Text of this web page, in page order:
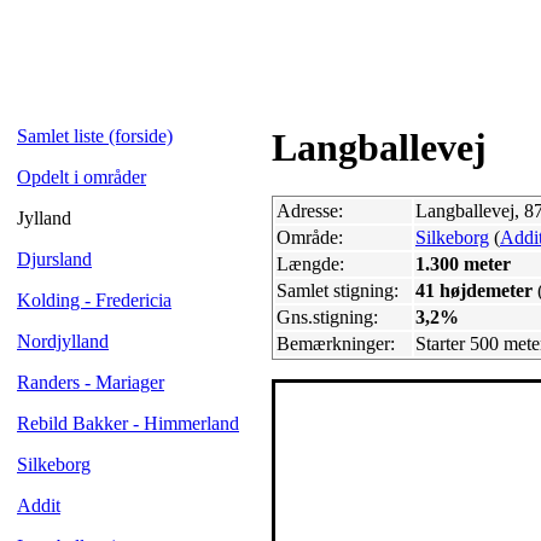
Samlet liste (forside)
Opdelt i områder
Jylland
Djursland
Kolding - Fredericia
Nordjylland
Randers - Mariager
Rebild Bakker - Himmerland
Silkeborg
Addit
Langballevej
Adresse:
Langballevej,
Område:
Silkeborg (
Længde:
1.300 meter
Samlet stigning:
41 højdemeter
Gns.stigning:
3,2%
Bemærkninger:
Starter 500